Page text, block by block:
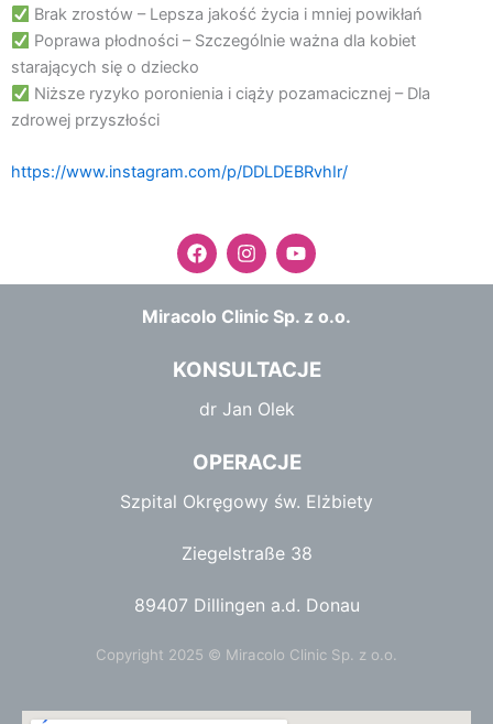
Brak zrostów – Lepsza jakość życia i mniej powikłań
Poprawa płodności – Szczególnie ważna dla kobiet
starających się o dziecko
Niższe ryzyko poronienia i ciąży pozamacicznej – Dla
zdrowej przyszłości
https://www.instagram.com/p/DDLDEBRvhIr/
F
a
c
b
o
k
I
n
s
a
r
a
m
Y
o
u
u
e
Miracolo Clinic Sp. z o.o.
KONSULTACJE
dr Jan Olek
OPERACJE
Szpital Okręgowy św. Elżbiety
Ziegelstraße 38
89407 Dillingen a.d. Donau
Copyright 2025 © Miracolo Clinic Sp. z o.o.